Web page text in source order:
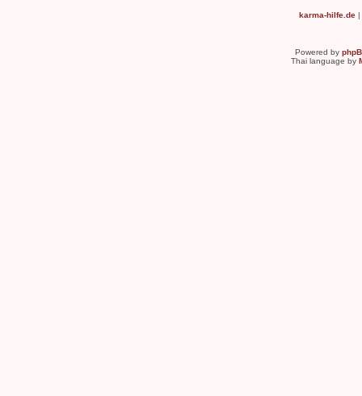
karma-hilfe.de
Powered by
Thai language by